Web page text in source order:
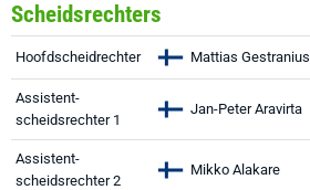
Scheidsrechters
Hoofdscheidrechter Mattias Gestranius
Assistent-
scheidsrechter 1
Jan-Peter Aravirta
Assistent-
scheidsrechter 2
Mikko Alakare